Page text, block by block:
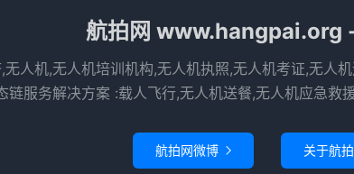
航拍网 www.hangpai.org
人机,无人机培训机构,无人机执照,无人机考证,无人
链服务解决方案 :载人飞行,无人机送餐,无人机应急救
航拍网微博  关于航